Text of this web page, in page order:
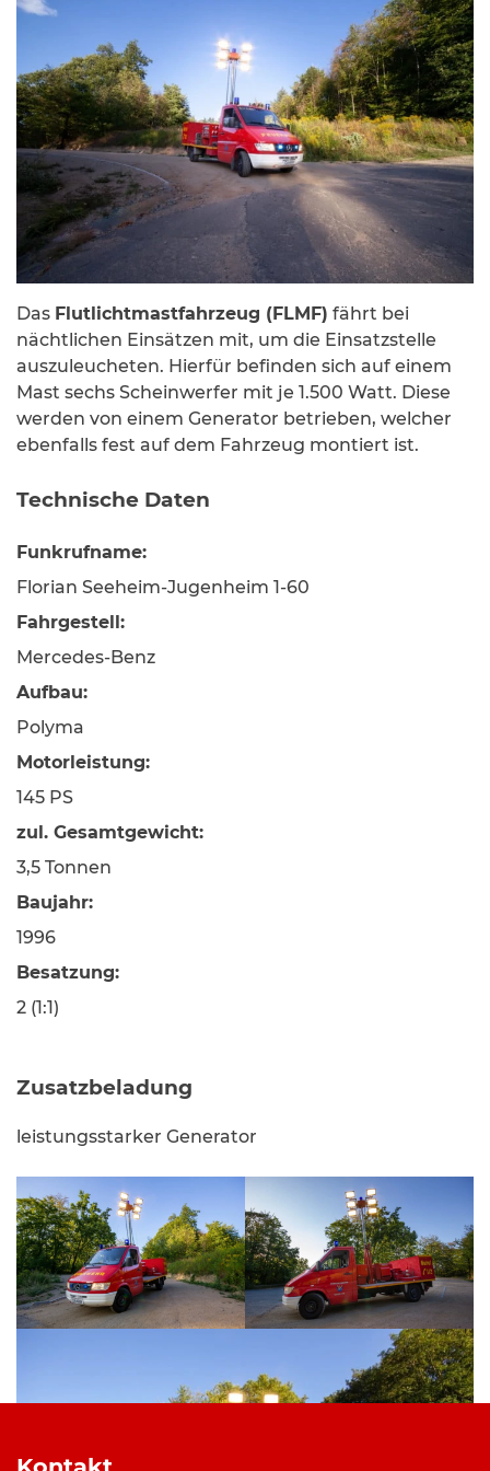
Das Flutlichtmastfahrzeug (FLMF) fährt bei
nächtlichen Einsätzen mit, um die Einsatzstelle
auszuleucheten. Hierfür befinden sich auf einem
Mast sechs Scheinwerfer mit je 1.500 Watt. Diese
werden von einem Generator betrieben, welcher
ebenfalls fest auf dem Fahrzeug montiert ist.
Technische Daten
Funkrufname:
Florian Seeheim-Jugenheim 1-60
Fahrgestell:
Mercedes-Benz
Aufbau:
Polyma
Motorleistung:
145 PS
zul. Gesamtgewicht:
3,5 Tonnen
Baujahr:
1996
Besatzung:
2 (1:1)
Zusatzbeladung
leistungsstarker Generator